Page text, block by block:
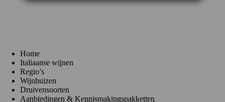
Home
Italiaanse wijnen
Regio’s
Wijnhuizen
Druivensoorten
Aanbiedingen & Kennismakingspakketten